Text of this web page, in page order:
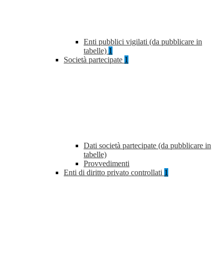
Enti pubblici vigilati (da pubblicare in
tabelle) 1
Società partecipate 1
Dati società partecipate (da pubblicare in
tabelle)
Provvedimenti
Enti di diritto privato controllati 1